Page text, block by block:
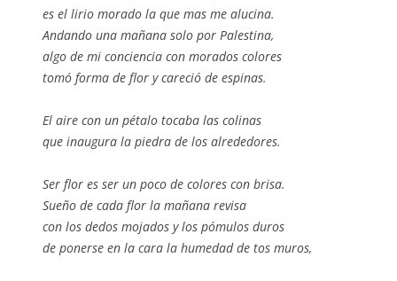
es el lirio morado la que mas me alucina.
Andando una mañana solo por Palestina,
algo de mi conciencia con morados colores
tomó forma de flor y careció de espinas.
El aire con un pétalo tocaba las colinas
que inaugura la piedra de los alrededores.
Ser flor es ser un poco de colores con brisa.
Sueño de cada flor la mañana revisa
con los dedos mojados y los pómulos duros
de ponerse en la cara la humedad de tos muros,